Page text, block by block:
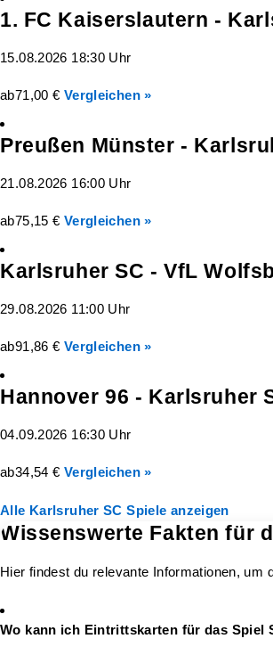
1. FC Kaiserslautern -
15.08.2026 18:30 Uhr
ab71,00 € Vergleichen »
Preußen Münster -
21.08.2026 16:00 Uhr
ab75,15 € Vergleichen »
Karlsruher SC - VfL
29.08.2026 11:00 Uhr
ab91,86 € Vergleichen »
Hannover 96 - Karlsruher
04.09.2026 16:30 Uhr
ab34,54 € Vergleichen »
Alle Karlsruher SC Spiele anzeigen
Wissenswerte Fakten für
Hier findest du relevante Informationen, um
Wo kann ich Eintrittskarten für das Spiel